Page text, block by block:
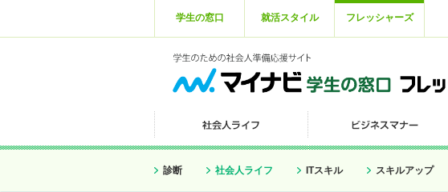
学生の窓口 就活スタイル フレッシャーズ
診断 社会人ライフ ITスキル スキルアップ